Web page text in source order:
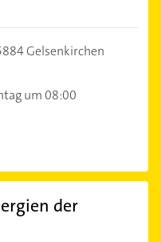
Gelsenkirchen
um 08:00
der